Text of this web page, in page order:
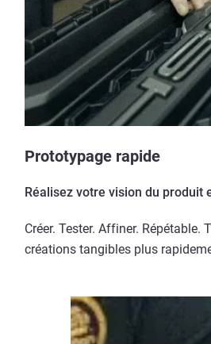
Prototypage rapide
Réalisez votre vision du produit
Créer. Tester. Affiner. Répétable.
créations tangibles plus